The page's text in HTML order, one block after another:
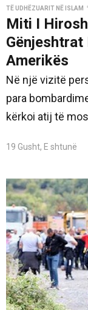
TË UDHËZUARIT NË ISLAM •
Miti I
Gënjeshtrat
Amerikës
Në një vizitë
para
kërkoi atij të
19 Gusht, E shtunë